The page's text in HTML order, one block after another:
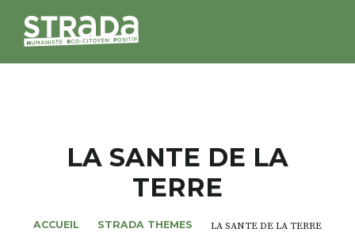
MAGAZINES
LA SANTE DE LA
TERRE
ACCUEIL STRADA THEMES LA SANTE DE LA TERRE